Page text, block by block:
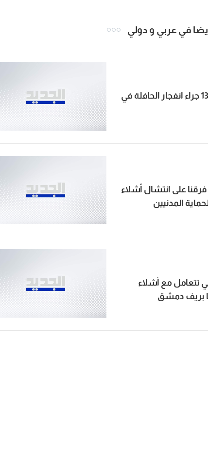
ايضا في عربي و دولي
الصحة السورية: مقتل شخصين وإصابة 13 جراء انفجار الحافلة في
على انتشال أشلاء
المدنيين
تتعامل مع أشلاء